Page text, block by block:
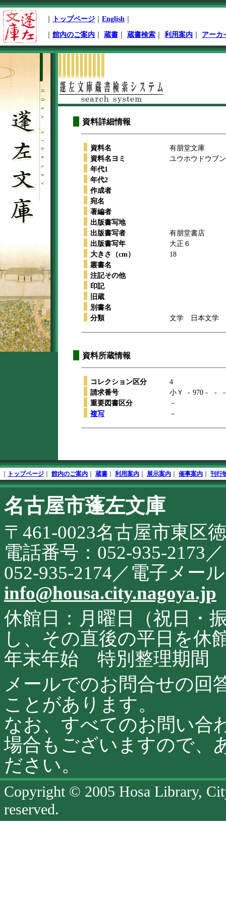
ペ
ー
ジ
先
頭
トップページ English
館内のご案内 蔵書 蔵書検索 利用案内 アーカ
開
始
資料詳細情報
資料名
有朋堂文庫
資料名ヨミ
ユウホウドウブ
年代1
年代2
作成者
宛名
著編者
出版書写地
出版書写者
有朋堂書店
出版書写年
大正６
大きさ（cm）
18
叢書名
注記その他
印記
旧蔵
別書名
分類
文学 日本文学
資料所蔵情報
コレクション区分
4
請求番号
小Ｙ - 970 - -
-
重要図書区分
－
複写
－
文
終
了
フ
ッ
タ
始
トップページ 館内のご案内 蔵書 利用案内 展示案内 催事案内 刊行
こ
の
サ
イ
ト
に
関
す
る
お
問
合
せ
名古屋市蓬左文庫
〒461-0023名古屋市東区
電話番号：052-935-2173
052-935-2174／電子メー
info@housa.city.nagoya.jp
休館日：月曜日（祝日・
し、その直後の平日を休
年末年始 特別整理期間
メールでのお問合せの回
ことがあります。
なお、すべてのお問い合
場合もございますので、
ださい。
Copyright © 2005 Hosa Library,
reserved.